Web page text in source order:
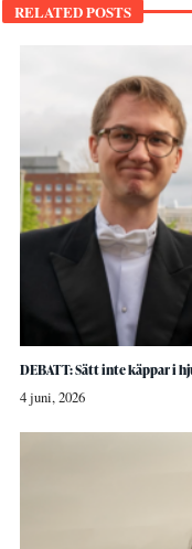
RELATED POSTS
DEBATT: Sätt inte käppar i
4 juni, 2026